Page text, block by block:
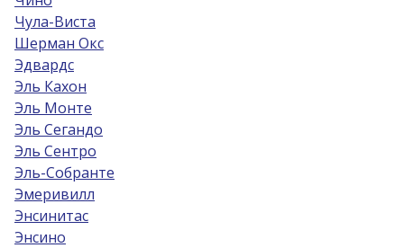
Чула-Виста
Шерман Окс
Эдвардс
Эль Кахон
Эль Монте
Эль Сегандо
Эль Сентро
Эль-Собрантe
Эмеривилл
Энсинитас
Энсино